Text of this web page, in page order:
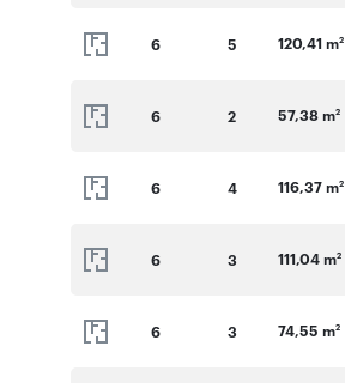
6 5 120,41 m2
6 2 57,38 m2
6 4 116,37 m2
6 3 111,04 m2
6 3 74,55 m2